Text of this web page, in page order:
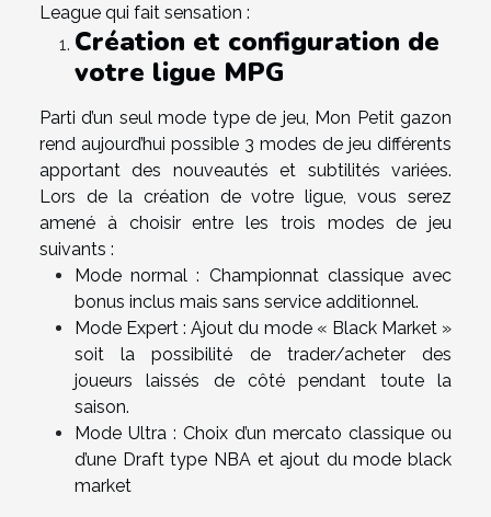
League qui fait sensation :
Création et configuration de
votre ligue MPG
Parti d’un seul mode type de jeu, Mon Petit gazon
rend aujourd’hui possible 3 modes de jeu différents
apportant des nouveautés et subtilités variées.
Lors de la création de votre ligue, vous serez
amené à choisir entre les trois modes de jeu
suivants :
Mode normal : Championnat classique avec
bonus inclus mais sans service additionnel.
Mode Expert : Ajout du mode « Black Market »
soit la possibilité de trader/acheter des
joueurs laissés de côté pendant toute la
saison.
Mode Ultra : Choix d’un mercato classique ou
d’une Draft type NBA et ajout du mode black
market